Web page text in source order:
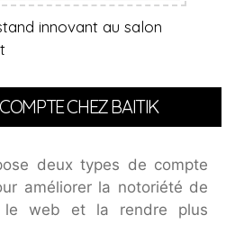
innovant au salon
CHEZ BAITIK
deux types de compte
améliorer la notoriété de
le web et la rendre plus